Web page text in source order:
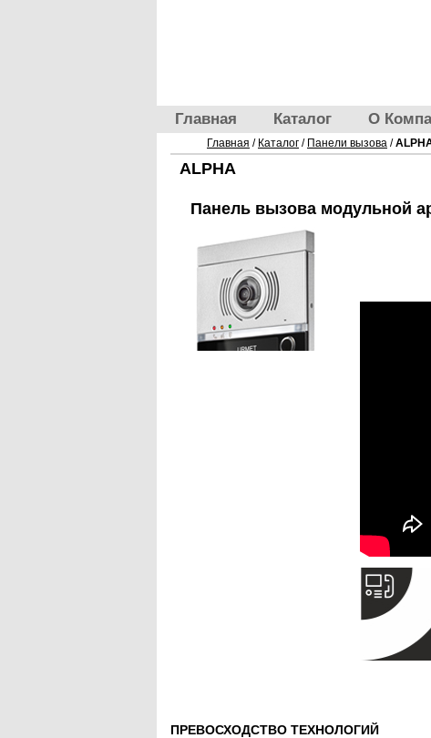
Главная Каталог О
Главная / Каталог / Панели вызова /
ALPHA
Панель вызова модульной
ПРЕВОСХОДСТВО ТЕХНОЛОГИЙ